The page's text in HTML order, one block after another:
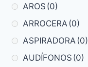
AROS (0)
ARROCERA (0)
ASPIRADORA (0)
AUDÍFONOS (0)